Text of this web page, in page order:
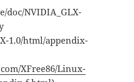
doc/NVIDIA_GLX-
1.0/html/appendix-
XFree86/Linux-